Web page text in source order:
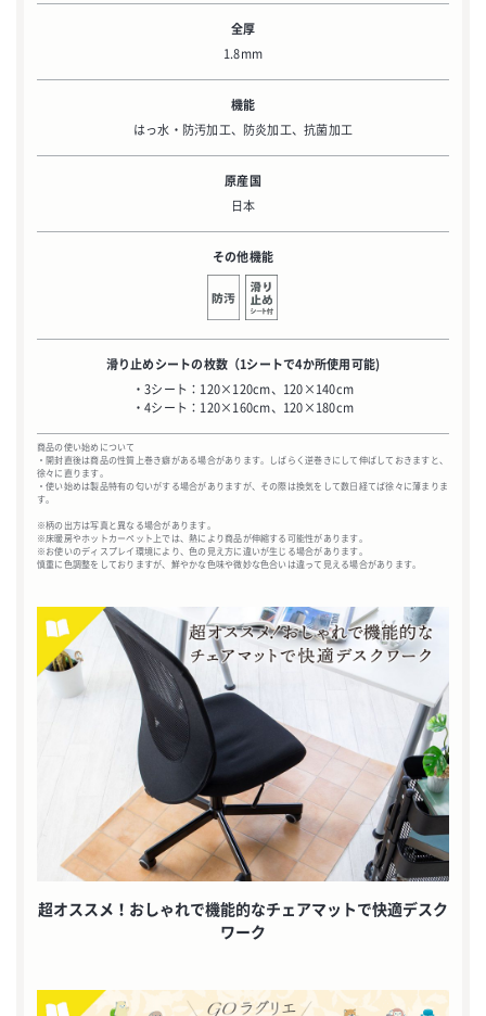
全厚
1.8mm
機能
はっ水・防汚加工、防炎加工、抗菌加工
原産国
日本
その他機能
滑り止めシートの枚数 （1シートで4か所使用可能)
・3シート：120×120cm、120×140cm
・4シート：120×160cm、120×180cm
商品の使い始めについて
・開封直後は商品の性質上巻き癖がある場合があります。しばらく逆巻きにして伸ばしておきますと、
徐々に直ります。
・使い始めは製品特有の匂いがする場合がありますが、その際は換気をして数日経てば徐々に薄まりま
す。
※柄の出方は写真と異なる場合があります。
※床暖房やホットカーペット上では、熱により商品が伸縮する可能性があります。
※お使いのディスプレイ環境により、色の見え方に違いが生じる場合があります。
慎重に色調整をしておりますが、鮮やかな色味や微妙な色合いは違って見える場合があります。
超オススメ！おしゃれで機能的なチェアマットで快適デスク
ワーク